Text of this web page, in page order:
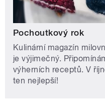
Pochoutkový rok
Kulinární magazín
je výjimečný.
výherních receptů. V
ten nejlepší!